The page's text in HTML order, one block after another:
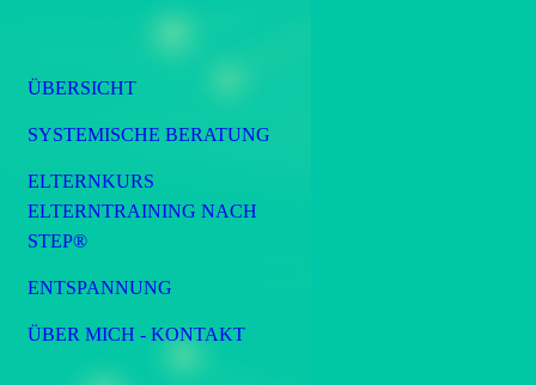
ÜBERSICHT
SYSTEMISCHE BERATUNG
ELTERNKURS
ELTERNTRAINING NACH
STEP®
ENTSPANNUNG
ÜBER MICH - KONTAKT